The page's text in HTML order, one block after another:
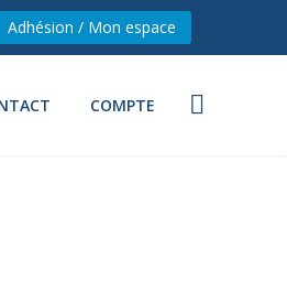
Adhésion / Mon espace
COMPTE